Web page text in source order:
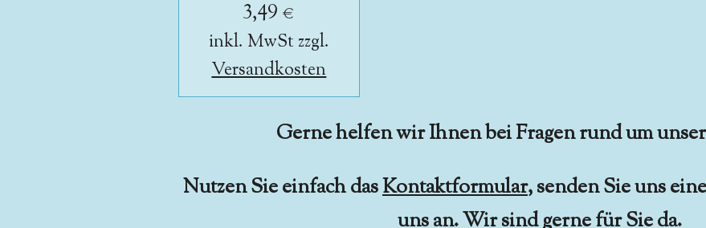
3,49 €
inkl. MwSt zzgl.
Versandkosten
Gerne helfen wir Ihnen bei Fragen rund um
Nutzen Sie einfach dasKontaktformular, senden Sie uns
uns an. Wir sind gerne für Sie da.